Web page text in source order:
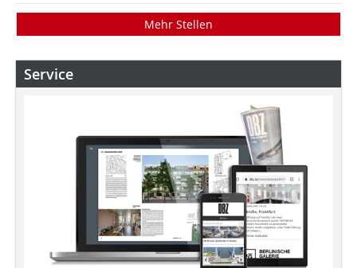
Mehr Stellen
Service